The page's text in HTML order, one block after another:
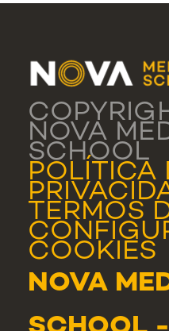
NOVA
SCHOOL
POLÍTICA
TERMOS
COOKIES
NOVA